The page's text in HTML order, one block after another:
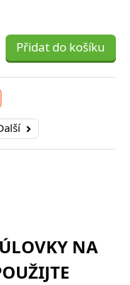
Přidat do košíku
NA